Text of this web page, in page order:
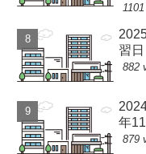
習日
882
年
879